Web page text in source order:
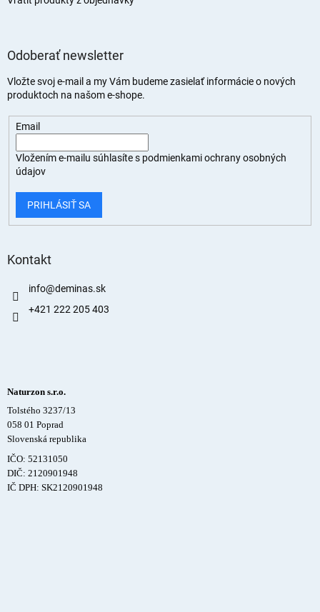
Odoberať newsletter
Vložte svoj e-mail a my Vám budeme zasielať informácie o nových
produktoch na našom e-shope.
Email
Vložením e-mailu súhlasíte s podmienkami ochrany osobných
údajov
PRIHLÁSIŤ SA
Kontakt
info@deminas.sk
+421 222 205 403
Naturzon s.r.o.
Tolstého 3237/13
058 01 Poprad
Slovenská republika
IČO: 52131050
DIČ: 2120901948
IČ DPH: SK2120901948